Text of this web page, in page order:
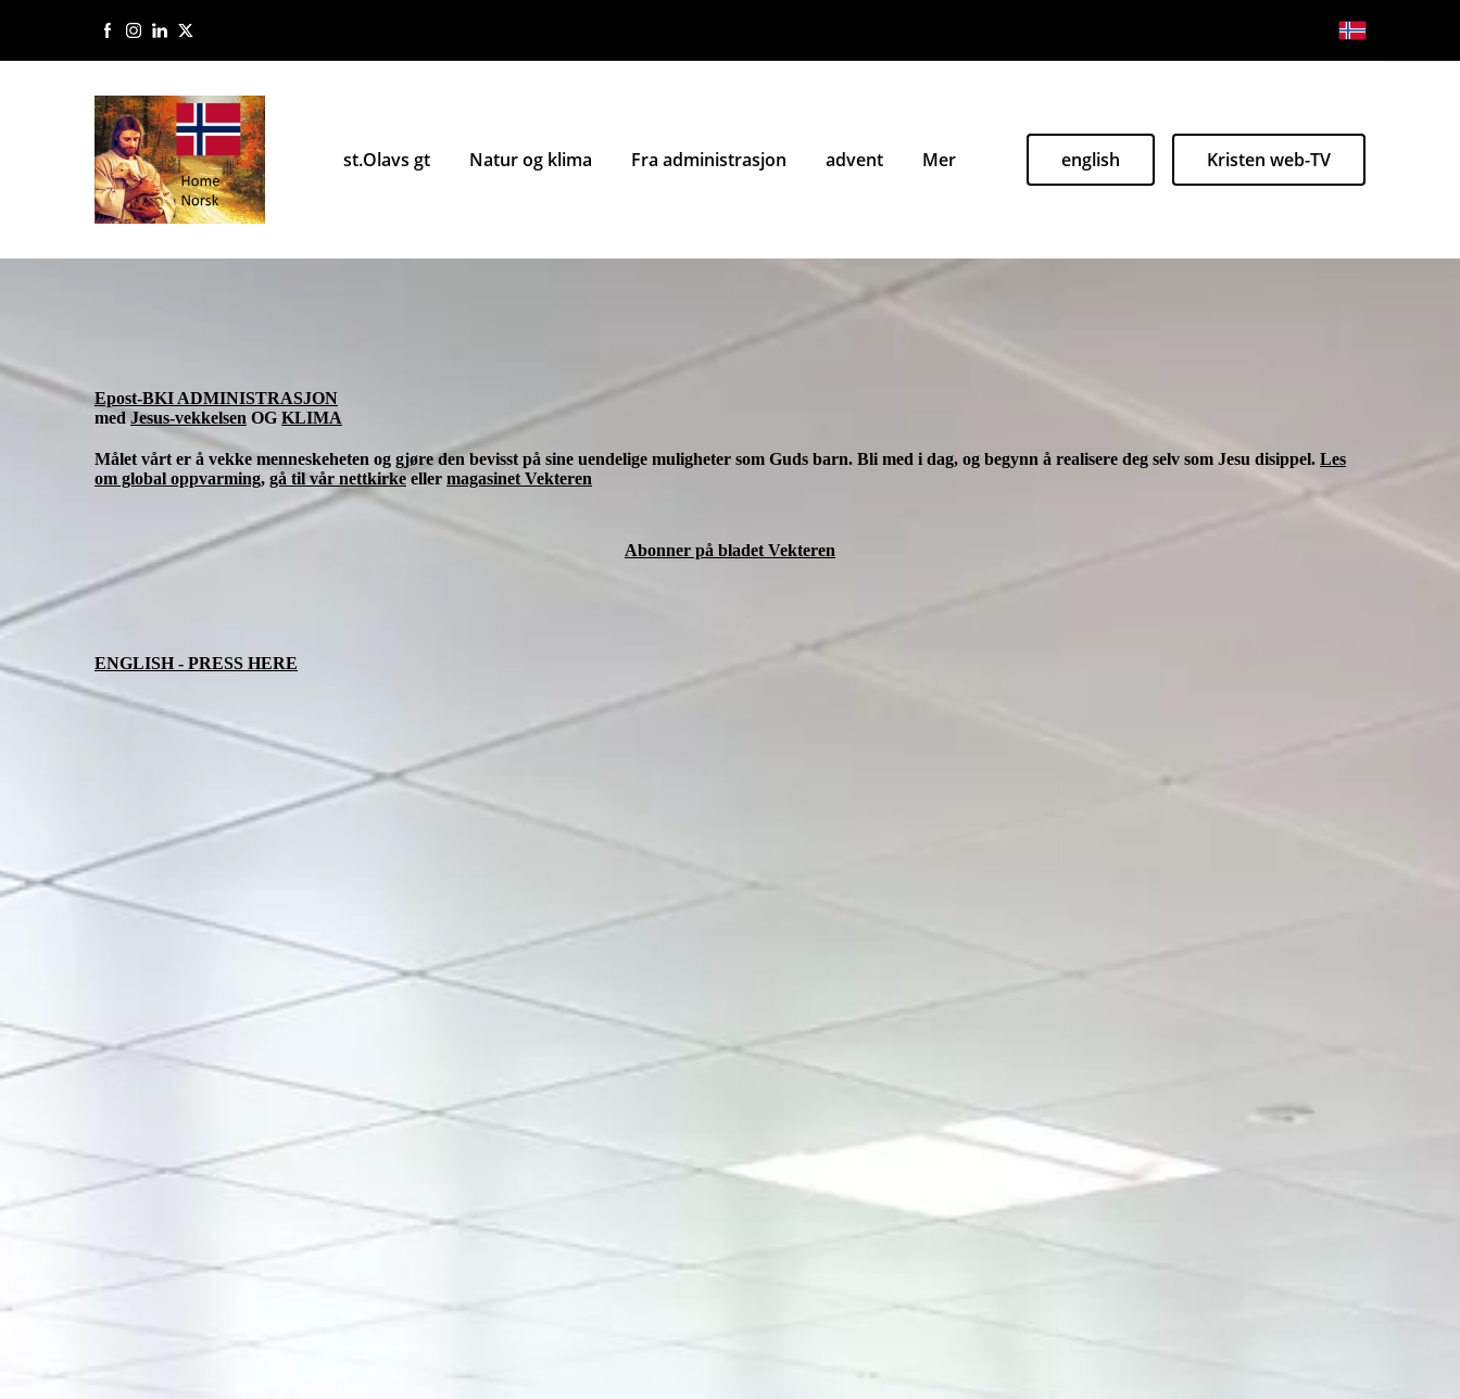
st.Olavs gt Natur og klima Fra administrasjon advent Mer english Kristen web-TV
Epost-BKI ADMINISTRASJON
med Jesus-vekkelsen OG KLIMA
Målet vårt er å vekke menneskeheten og gjøre den bevisst på sine uendelige muligheter som Guds barn. Bli med i dag, og begynn å realisere deg selv som Jesu disippel. Les
om global oppvarming, gå til vår nettkirkeeller magasinet Vekteren
Abonner på bladet Vekteren
ENGLISH - PRESS HERE